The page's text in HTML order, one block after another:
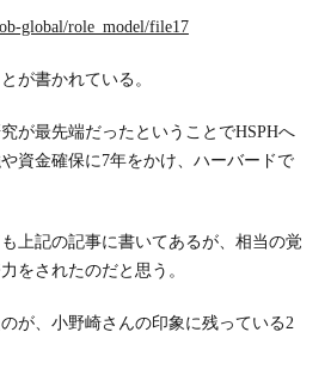
global/role_model/file17
が書かれている。
が最先端だったということでHSPHへ
資金確保に7年をかけ、ハーバードで
上記の記事に書いてあるが、相当の覚
をされたのだと思う。
が、小野崎さんの印象に残っている2